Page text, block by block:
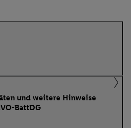
und weitere Hinweise
BattDG